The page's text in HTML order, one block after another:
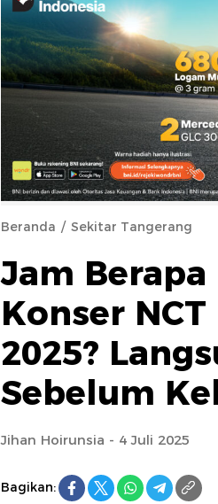
Beranda Sekitar Tangerang
Jam
Konser
2025?
Sebelum
Jihan Hoirunsia - 4 Juli 2025
Bagikan: